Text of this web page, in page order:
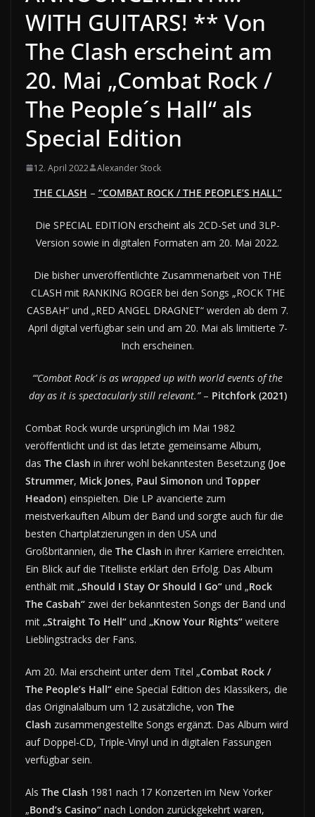
WITH GUITARS! ** Von
The Clash erscheint am
20. Mai „Combat Rock /
The People´s Hall“ als
Special Edition
12. April 2022 Alexander Stock
THE CLASH – “COMBAT ROCK / THE PEOPLE’S HALL”
Die SPECIAL EDITION erscheint als 2CD-Set und 3LP-
Version sowie in digitalen Formaten am 20. Mai 2022.
Die bisher unveröffentlichte Zusammenarbeit von THE
CLASH mit RANKING ROGER bei den Songs „ROCK THE
CASBAH“ und „RED ANGEL DRAGNET“ werden ab dem 7.
April digital verfügbar sein und am 20. Mai als limitierte 7-
Inch erscheinen.
“‘Combat Rock’ is as wrapped up with world events of the
day as it is spectacularly still relevant.”– Pitchfork (2021)
Combat Rock wurde ursprünglich im Mai 1982
veröffentlicht und ist das letzte gemeinsame Album,
das The Clash in ihrer wohl bekanntesten Besetzung (Joe
Strummer, Mick Jones, Paul Simonon und Topper
Headon) einspielten. Die LP avancierte zum
meistverkauften Album der Band und sorgte auch für die
besten Chartplatzierungen in den USA und
Großbritannien, die The Clash in ihrer Karriere erreichten.
Ein Blick auf die Titelliste erklärt den Erfolg. Das Album
enthält mit „Should I Stay Or Should I Go“ und „Rock
The Casbah“ zwei der bekanntesten Songs der Band und
mit „Straight To Hell“ und „Know Your Rights“ weitere
Lieblingstracks der Fans.
Am 20. Mai erscheint unter dem Titel „Combat Rock /
The People’s Hall“ eine Special Edition des Klassikers, die
das Originalalbum um 12 zusätzliche, von The
Clash zusammengestellte Songs ergänzt. Das Album wird
auf Doppel-CD, Triple-Vinyl und in digitalen Fassungen
verfügbar sein.
Als The Clash 1981 nach 17 Konzerten im New Yorker
„Bond’s Casino“ nach London zurückgekehrt waren,